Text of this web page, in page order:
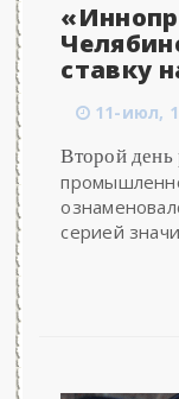
ставку
11-июл,
Второй
серией